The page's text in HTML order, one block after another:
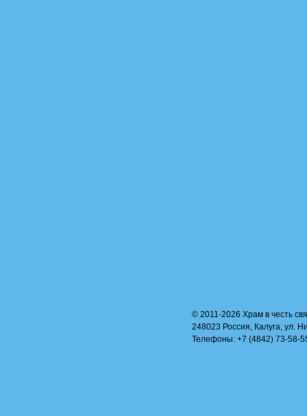
© 2011-2026 Храм в честь
248023 Россия, Калуга, ул.
Телефоны: +7 (4842) 73-58-